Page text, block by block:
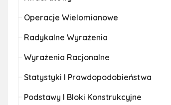
Operacje Wielomianowe
Radykalne Wyrażenia
Wyrażenia Racjonalne
Statystyki I Prawdopodobieństwa
Podstawy I Bloki Konstrukcyjne